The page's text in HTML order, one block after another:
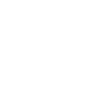
ishara.